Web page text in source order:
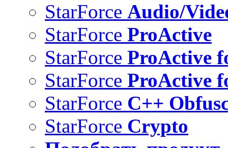
StarForce Audio/
StarForce ProActive
StarForce ProActive
StarForce ProActive
StarForce C++
StarForce Crypto